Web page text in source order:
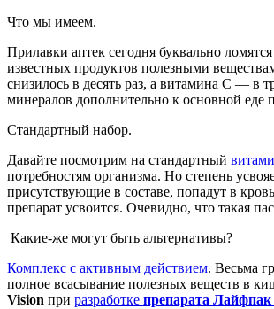
Что мы имеем.
Прилавки аптек сегодня буквально
известных продуктов полезными
снизилось в десять раз, а витамина С — в
минералов дополнительно к основной еде
Стандартный набор.
Давайте посмотрим на стандартный
потребностям организма. Но степень
присутствующие в составе, попадут в
препарат усвоится. Очевидно, что такая
Какие-же могут быть альтернативы?
Комплекс с активным действием. Весьма
полное всасывание полезных веществ в
Vision при разработке препарата